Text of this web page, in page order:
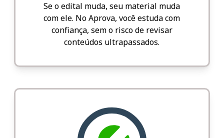
Se o edital muda, seu material muda
com ele. No Aprova, você estuda com
confiança, sem o risco de revisar
conteúdos ultrapassados.